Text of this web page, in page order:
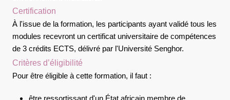
Certification
À l'issue de la formation, les participants ayant validé tous les
modules recevront un certificat universitaire de compétences
de 3 crédits ECTS, délivré par l'Université Senghor.
Critères d’éligibilité
Pour être éligible à cette formation, il faut :
être ressortissant d'un État africain membre de